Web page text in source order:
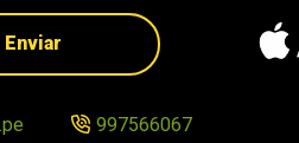
Enviar
997566067